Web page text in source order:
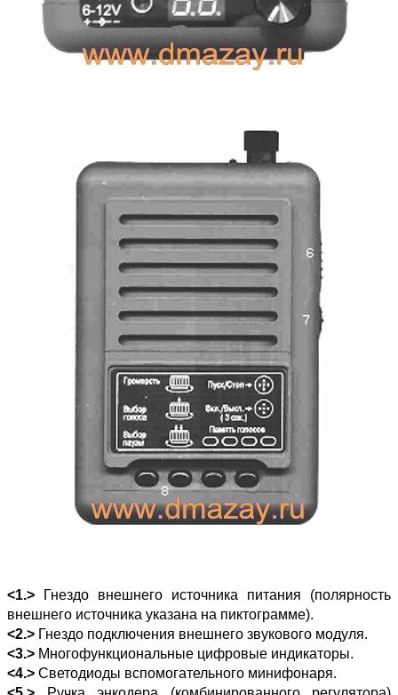
<1.> Гнездо внешнего источника питания (полярность
внешнего источника указана на пиктограмме).
<2.> Гнездо подключения внешнего звукового модуля.
<3.> Многофункциональные цифровые индикаторы.
<4.> Светодиоды вспомогательного минифонаря.